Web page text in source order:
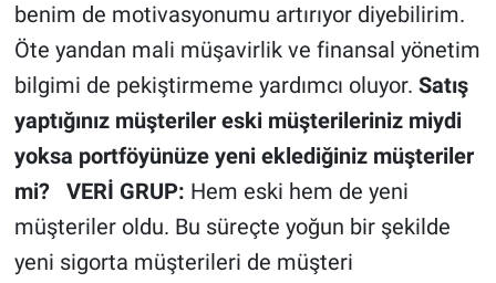
benim de motivasyonumu artırıyor diyebilirim.
Öte yandan mali müşavirlik ve finansal yönetim
bilgimi de pekiştirmeme yardımcı oluyor. Satış
yaptığınız müşteriler eski müşterileriniz miydi
yoksa portföyünüze yeni eklediğiniz müşteriler
mi?
VERİ GRUP: Hem eski hem de yeni
müşteriler oldu. Bu süreçte yoğun bir şekilde
yeni sigorta müşterileri de müşteri